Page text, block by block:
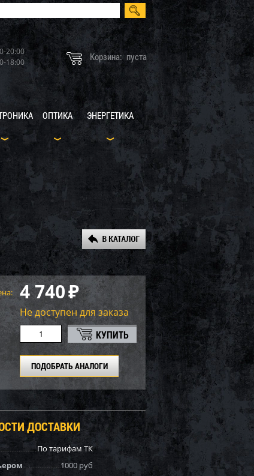
20:00
18:00 Корзина: пуста
ОПТИКА ЭНЕРГЕТИКА
4 740₽
Не доступен для заказа
ПОДОБРАТЬ АНАЛОГИ
ДОСТАВКИ
По тарифам ТК
1000 руб